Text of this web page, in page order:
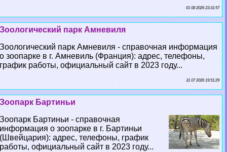
01 08 2026 23:31:57
Зоологический парк Амневиля
Зоологический парк Амневиля - справочная информация
о зоопарке в г. Амневиль (Франция): адрес, телефоны,
график работы, официальный сайт в 2023 году...
31 07 2026 19:51:29
Зоопарк Бартиньи
Зоопарк Бартиньи - справочная
информация о зоопарке в г. Бартиньи
(Швейцария): адрес, телефоны, график
работы, официальный сайт в 2023 году...